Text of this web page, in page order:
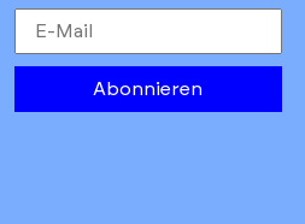
Abonnieren